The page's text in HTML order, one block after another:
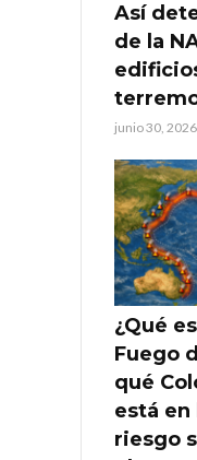
Así
de la
junio 30, 2026
¿Qué
Fuego
qué
está en
riesgo